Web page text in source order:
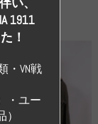
）1911
！
・VN戦
・ユー